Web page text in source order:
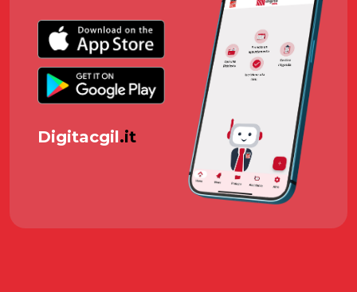
Digitacgil.it